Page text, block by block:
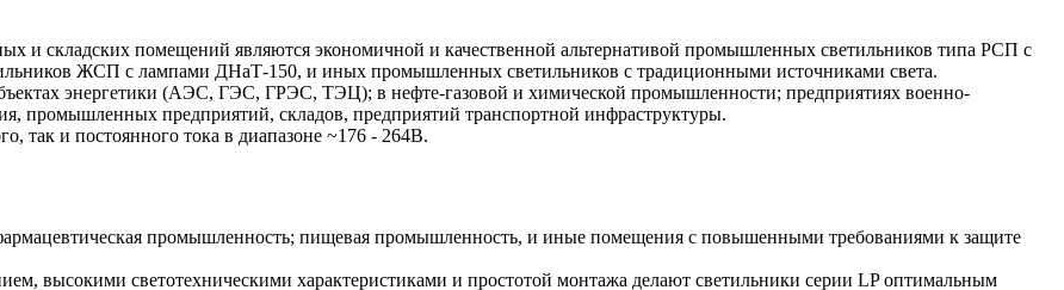
и складских помещений являются экономичной и качественной альтернативой промышленных светильников типа РСП с
ЖСП с лампами ДНаТ-150, и иных промышленных светильников с традиционными источниками света.
энергетики (АЭС, ГЭС, ГРЭС, ТЭЦ); в нефте-газовой и химической промышленности; предприятиях военно-
промышленных предприятий, складов, предприятий транспортной инфраструктуры.
так и постоянного тока в диапазоне ~176 - 264В.
промышленность; пищевая промышленность, и иные помещения с повышенными требованиями к защите
высокими светотехническими характеристиками и простотой монтажа делают светильники серии LP оптимальным